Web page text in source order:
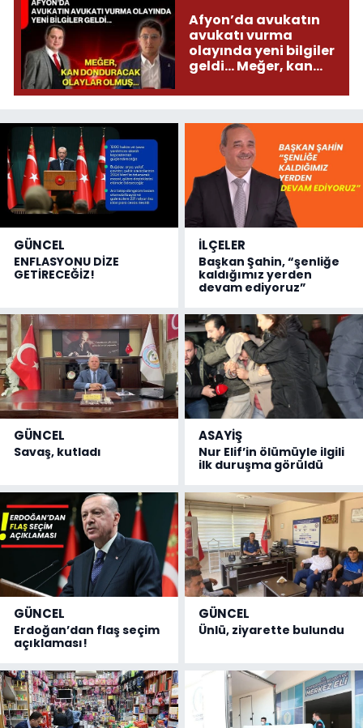
Afyon’da avukatın
avukatı vurma
olayında yeni bilgiler
geldi... Meğer, kan
olmuş...
GÜNCEL
ENFLASYONU DİZE
GETİRECEĞİZ!
İLÇELER
Başkan Şahin, “şenliğe
kaldığımız yerden
devam ediyoruz”
GÜNCEL
Savaş, kutladı
ASAYİŞ
Nur Elif’in ölümüyle ilgili
ilk duruşma görüldü
GÜNCEL
Erdoğan’dan flaş seçim
açıklaması!
GÜNCEL
Ünlü, ziyarette bulundu